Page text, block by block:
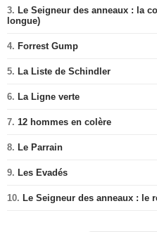
3. Le Seigneur des anneaux : la
longue)
4. Forrest Gump
5. La Liste de Schindler
6. La Ligne verte
7. 12 hommes en colère
8. Le Parrain
9. Les Evadés
10. Le Seigneur des anneaux : le